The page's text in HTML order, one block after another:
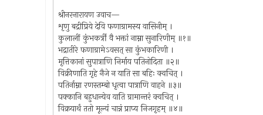
श्रीनरनारायण उवाच—
शृणु बद्रीप्रिये देवि फणाग्रामस्य वासिनीम् ।
कुलालीं कुंभकर्त्रीं वै भक्तां नाम्ना सुनारिणीम् ॥१॥
भद्रातीरे फणाग्रामेऽवसत् सा कुंभकारिणी ।
मृत्तिकानां सुपात्राणि निर्माय पतिनोदिता ॥२॥
विक्रीणाति गृहे नैजे न याति सा बहिः क्वचित् ।
पतिर्नाम्ना रणस्तम्बो धृत्वा पात्राणि वाहने ॥३॥
पक्कानि बहुधान्येव याति ग्रामान्तरं क्वचित् ।
विक्रयार्थं ततो मूल्यं चान्नं प्राप्य निजगृहम् ॥४॥